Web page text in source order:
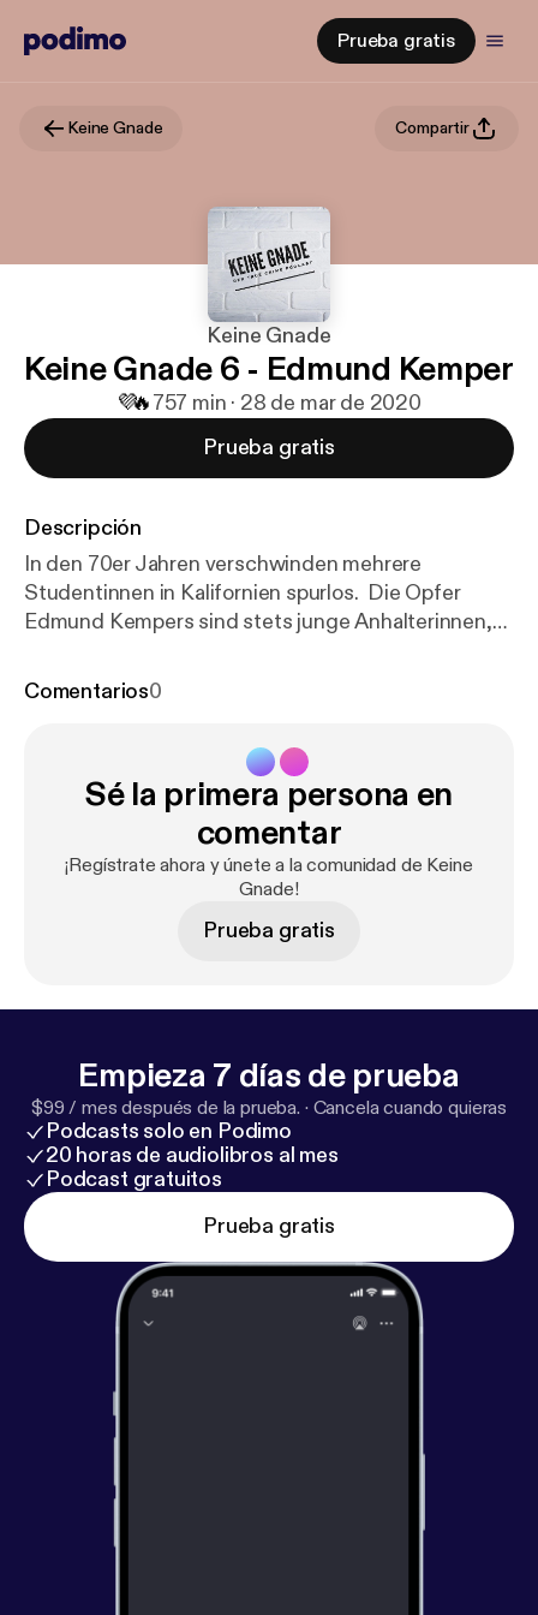
Prueba gratis
Keine Gnade Compartir
Keine Gnade
Keine Gnade 6 - Edmund Kemper
💜🔥757 min · 28 de mar de 2020
Prueba gratis
Descripción
In den 70er Jahren verschwinden mehrere
Studentinnen in Kalifornien spurlos. Die Opfer
Edmund Kempers sind stets junge Anhalterinnen,
Sicherheit wiegt um dann seine bizarren Fantasien
Comentarios0
Sé la primera persona en
comentar
¡Regístrate ahora y únete a la comunidad de Keine
Gnade!
Prueba gratis
Empieza 7 días de prueba
$99 / mes después de la prueba. · Cancela cuando quieras
Podcasts solo en Podimo
20 horas de audiolibros al mes
Podcast gratuitos
Prueba gratis